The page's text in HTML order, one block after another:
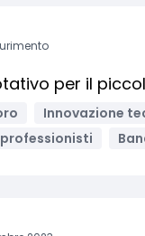
per il
Innovazione